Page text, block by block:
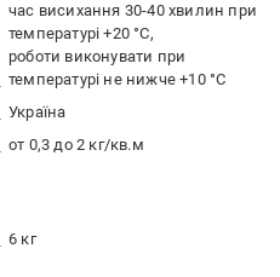
час висихання 30-40 хвилин при
температурі +20 °С
роботи виконувати при
температурі не нижче +10 °С
Україна
от 0,3 до 2 кг/кв.м
6 кг